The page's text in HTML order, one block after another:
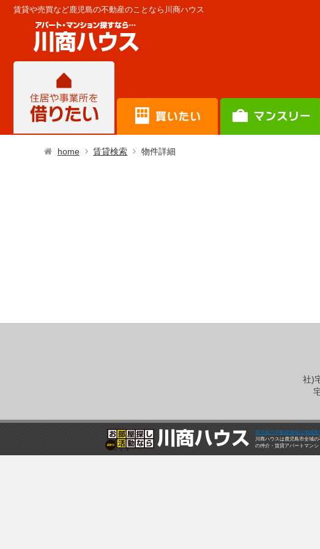
賃貸や売買など鹿児島の不動産のことなら川商ハウス
home 賃貸検索 物件詳細
社)
鹿児島の不動産情報は地域
川商ハウスは鹿児島市全域
の仲介・賃貸アパートマン